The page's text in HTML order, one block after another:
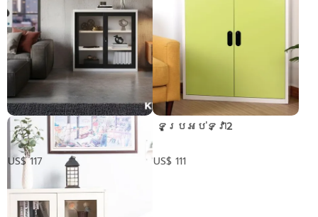
ទូទ្វាររុញញ្ចក់ 3 ហ្វីត
US$ 117
​ ទូប្រអប់ទ្វា2
US$ 111